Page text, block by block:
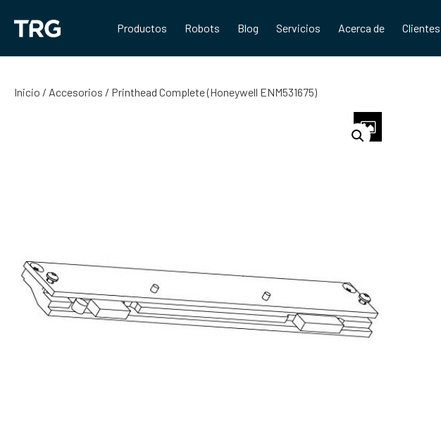
contenido
Productos Robots Blog Servicios Acerca de Clientes
Inicio / Accesorios / Printhead Complete (Honeywell ENM531675)